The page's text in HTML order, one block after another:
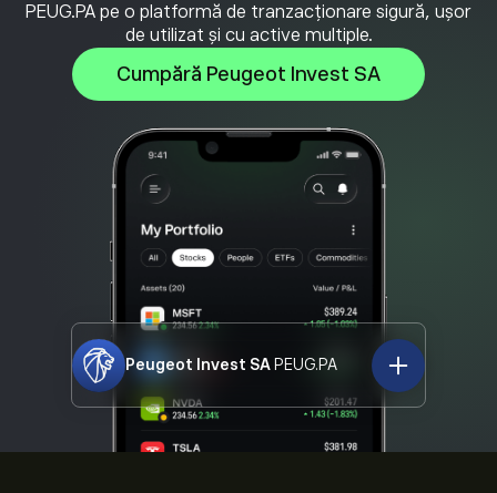
PEUG.PA pe o platformă de tranzacționare sigură, ușor
de utilizat și cu active multiple.
Cumpără Peugeot Invest SA
Peugeot Invest SA PEUG.PA